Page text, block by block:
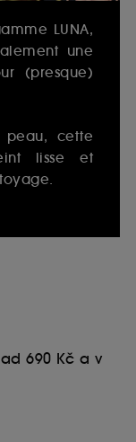
LUNA,
une
(presque)
cette
lisse et
690 Kč a v